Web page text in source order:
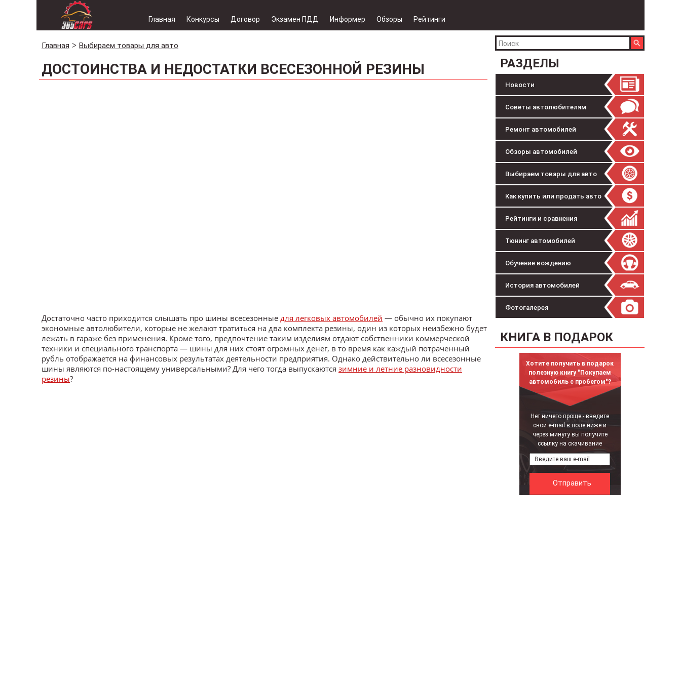
Главная Конкурсы Договор Экзамен ПДД Информер Обзоры Рейтинги
РАЗДЕЛЫ
Новости
Советы автолюбителям
Ремонт автомобилей
Обзоры автомобилей
Выбираем товары для авто
Как купить или продать авто
Рейтинги и сравнения
Тюнинг автомобилей
Обучение вождению
История автомобилей
Фотогалерея
КНИГА В ПОДАРОК
Хотите получить в подарок
полезную книгу "Покупаем
автомобиль с пробегом"?
Нет ничего проще - введите
свой e-mail в поле ниже и
через минуту вы получите
ссылку на скачивание
Главная Выбираем товары для авто
ДОСТОИНСТВА И НЕДОСТАТКИ ВСЕСЕЗОННОЙ РЕЗИНЫ
Достаточно часто приходится слышать про шины всесезонные для легковых автомобилей — обычно их покупают
экономные автолюбители, которые не желают тратиться на два комплекта резины, один из которых неизбежно будет
лежать в гараже без применения. Кроме того, предпочтение таким изделиям отдают собственники коммерческой
техники и специального транспорта — шины для них стоят огромных денег, в то время как каждый потраченный
рубль отображается на финансовых результатах деятельности предприятия. Однако действительно ли всесезонные
шины являются по-настоящему универсальными? Для чего тогда выпускаются зимние и летние разновидности
резины?